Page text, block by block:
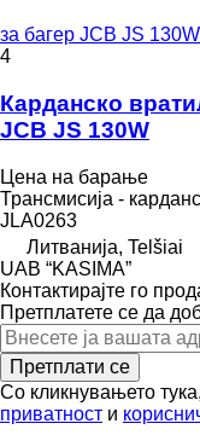
за багер JCB JS 130W
4
Карданско
JCB JS 130W
Цена на барање
Трансмисија -
JLA0263
Литванија, Telšiai
UAB “KASIMA”
Контактирајте го
Претплатете се да
Претплати се
Со кликнувањето
приватност и